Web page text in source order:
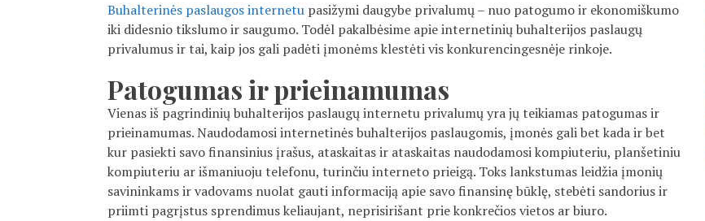
Buhalterinės paslaugos internetu pasižymi daugybe privalumų – nuo patogumo ir ekonomiškumo
iki didesnio tikslumo ir saugumo. Todėl pakalbėsime apie internetinių buhalterijos paslaugų
privalumus ir tai, kaip jos gali padėti įmonėms klestėti vis konkurencingesnėje rinkoje.
Patogumas ir prieinamumas
Vienas iš pagrindinių buhalterijos paslaugų internetu privalumų yra jų teikiamas patogumas ir
prieinamumas. Naudodamosi internetinės buhalterijos paslaugomis, įmonės gali bet kada ir bet
kur pasiekti savo finansinius įrašus, ataskaitas ir ataskaitas naudodamosi kompiuteriu, planšetiniu
kompiuteriu ar išmaniuoju telefonu, turinčiu interneto prieigą. Toks lankstumas leidžia įmonių
savininkams ir vadovams nuolat gauti informaciją apie savo finansinę būklę, stebėti sandorius ir
priimti pagrįstus sprendimus keliaujant, neprisirišant prie konkrečios vietos ar biuro.